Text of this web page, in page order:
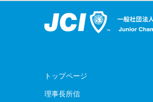
トップページ
理事長所信